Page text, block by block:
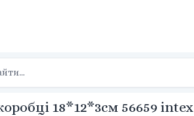
18*12*3см 56659 intex